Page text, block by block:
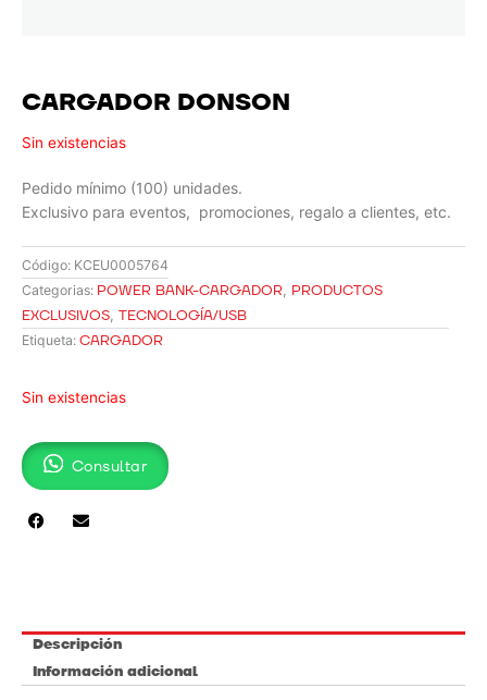
CARGADOR DONSON
Sin existencias
Pedido mínimo (100) unidades.
Exclusivo para eventos, promociones, regalo a clientes, etc.
Código: KCEU0005764
Categorias: POWER BANK-CARGADOR, PRODUCTOS
EXCLUSIVOS, TECNOLOGÍA/USB
Etiqueta: CARGADOR
Sin existencias
Consultar
Descripción
Información adicional